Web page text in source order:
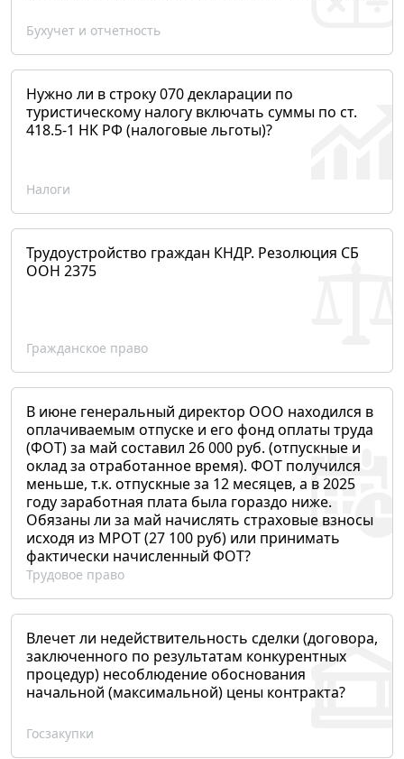
Бухучет и отчетность
Нужно ли в строку 070 декларации по
туристическому налогу включать суммы по ст.
418.5-1 НК РФ (налоговые льготы)?
Налоги
Трудоустройство граждан КНДР. Резолюция СБ
ООН 2375
Гражданское право
В июне генеральный директор ООО находился в
оплачиваемым отпуске и его фонд оплаты труда
(ФОТ) за май составил 26 000 руб. (отпускные и
оклад за отработанное время). ФОТ получился
меньше, т.к. отпускные за 12 месяцев, а в 2025
году заработная плата была гораздо ниже.
Обязаны ли за май начислять страховые взносы
исходя из МРОТ (27 100 руб) или принимать
фактически начисленный ФОТ?
Трудовое право
Влечет ли недействительность сделки (договора,
заключенного по результатам конкурентных
процедур) несоблюдение обоснования
начальной (максимальной) цены контракта?
Госзакупки